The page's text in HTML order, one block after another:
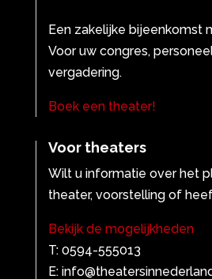
Een zakelijke bijeenkomst
Voor uw congres,
vergadering.
Boek een theater!
Voor theaters
Wilt u informatie over het
theater, voorstelling of
Bekijk de mogelijkheden
T: 0594-555013
E: